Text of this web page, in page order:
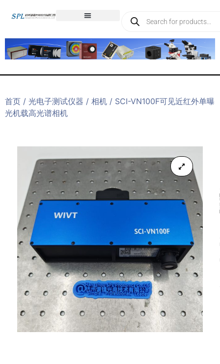
首页 / 光电子测试仪器 / 相机 / SCI-VN100F可见近红外单曝
光机载高光谱相机